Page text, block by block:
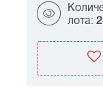
лота: